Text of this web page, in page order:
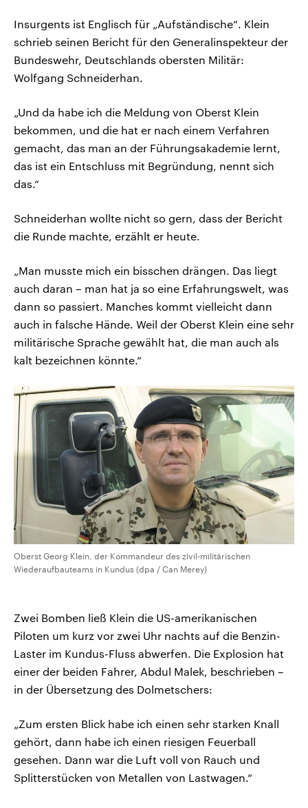
Insurgents ist Englisch für „Aufständische“. Klein
schrieb seinen Bericht für den Generalinspekteur der
Bundeswehr, Deutschlands obersten Militär:
Wolfgang Schneiderhan.
„Und da habe ich die Meldung von Oberst Klein
bekommen, und die hat er nach einem Verfahren
gemacht, das man an der Führungsakademie lernt,
das ist ein Entschluss mit Begründung, nennt sich
das.“
Schneiderhan wollte nicht so gern, dass der Bericht
die Runde machte, erzählt er heute.
„Man musste mich ein bisschen drängen. Das liegt
auch daran – man hat ja so eine Erfahrungswelt, was
dann so passiert. Manches kommt vielleicht dann
auch in falsche Hände. Weil der Oberst Klein eine sehr
militärische Sprache gewählt hat, die man auch als
kalt bezeichnen könnte.“
Oberst Georg Klein, der Kommandeur des zivil-militärischen
Wiederaufbauteams in Kundus (dpa / Can Merey)
Zwei Bomben ließ Klein die US-amerikanischen
Piloten um kurz vor zwei Uhr nachts auf die Benzin-
Laster im Kundus-Fluss abwerfen. Die Explosion hat
einer der beiden Fahrer, Abdul Malek, beschrieben –
in der Übersetzung des Dolmetschers:
„Zum ersten Blick habe ich einen sehr starken Knall
gehört, dann habe ich einen riesigen Feuerball
gesehen. Dann war die Luft voll von Rauch und
Splitterstücken von Metallen von Lastwagen.“